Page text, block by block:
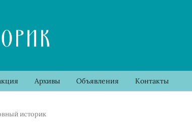
Архивы Объявления Контакты
историк